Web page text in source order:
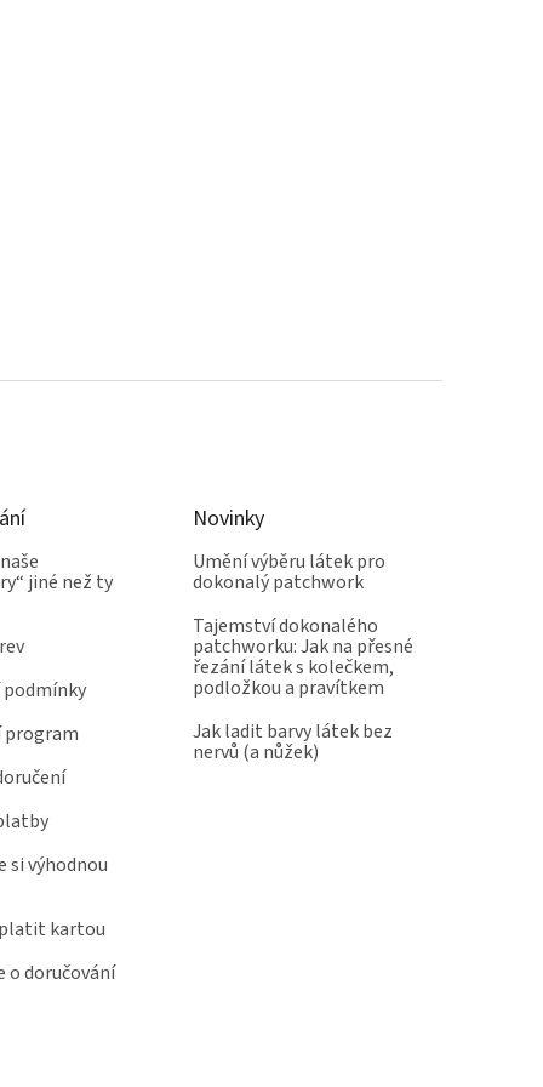
jiné než ty
program
si výhodnou
kartou
o doručování
Novinky
Umění výběru látek pro
dokonalý patchwork
Tajemství dokonalého
patchworku: Jak na přesné
řezání látek s kolečkem,
podložkou a pravítkem
Jak ladit barvy látek bez
nervů (a nůžek)